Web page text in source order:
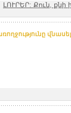
ԼՈՒՐԵՐ: Քուն,